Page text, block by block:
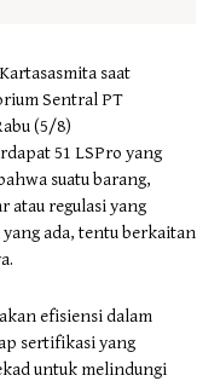
saat
Sentral PT
(5/8)
51 LSPro yang
suatu barang,
atau regulasi yang
ada, tentu berkaitan
efisiensi dalam
sertifikasi yang
untuk melindungi